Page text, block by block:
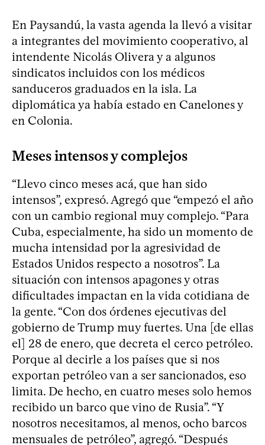
En Paysandú, la vasta agenda la llevó a visitar
a integrantes del movimiento cooperativo, al
intendente Nicolás Olivera y a algunos
sindicatos incluidos con los médicos
sanduceros graduados en la isla. La
diplomática ya había estado en Canelones y
en Colonia.
Meses intensos y complejos
“Llevo cinco meses acá, que han sido
intensos”, expresó. Agregó que “empezó el año
con un cambio regional muy complejo. “Para
Cuba, especialmente, ha sido un momento de
mucha intensidad por la agresividad de
Estados Unidos respecto a nosotros”. La
situación con intensos apagones y otras
dificultades impactan en la vida cotidiana de
la gente. “Con dos órdenes ejecutivas del
gobierno de Trump muy fuertes. Una [de ellas
el] 28 de enero, que decreta el cerco petróleo.
Porque al decirle a los países que si nos
exportan petróleo van a ser sancionados, eso
limita. De hecho, en cuatro meses solo hemos
recibido un barco que vino de Rusia”. “Y
nosotros necesitamos, al menos, ocho barcos
mensuales de petróleo”, agregó. “Después